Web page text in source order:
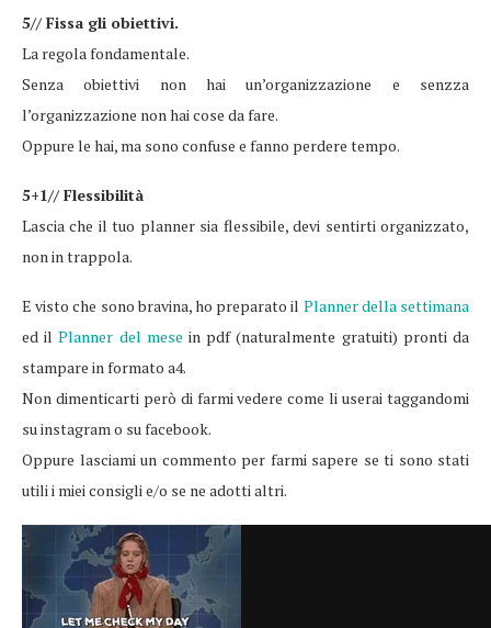
5// Fissa gli obiettivi.
La regola fondamentale.
Senza obiettivi non hai un’organizzazione e senzza
l’organizzazione non hai cose da fare.
Oppure le hai, ma sono confuse e fanno perdere tempo.
5+1// Flessibilità
Lascia che il tuo planner sia flessibile, devi sentirti organizzato,
non in trappola.
E visto che sono bravina, ho preparato il Planner della settimana
ed ilPlanner del mese in pdf (naturalmente gratuiti) pronti da
stampare in formato a4.
Non dimenticarti però di farmi vedere come li userai taggandomi
su instagram o su facebook.
Oppure lasciami un commento per farmi sapere se ti sono stati
utili i miei consigli e/o se ne adotti altri.